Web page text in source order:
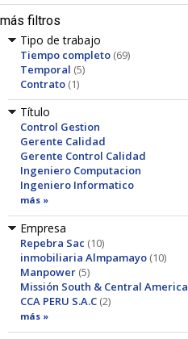
más filtros
Tipo de trabajo
Tiempo completo (69)
Temporal (5)
Contrato (1)
Título
Control Gestion
Gerente Calidad
Gerente Control Calidad
Ingeniero Computacion
Ingeniero Informatico
más »
Empresa
Repebra Sac (10)
inmobiliaria Almpamayo (10)
Manpower (5)
Missión South & Central America
CCA PERU S.A.C (2)
más »